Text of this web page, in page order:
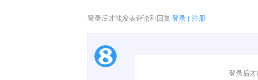
登录后才能发表评论和回复 登录 | 注册
登录后才
1.电脑端新用户可以发表评论了！